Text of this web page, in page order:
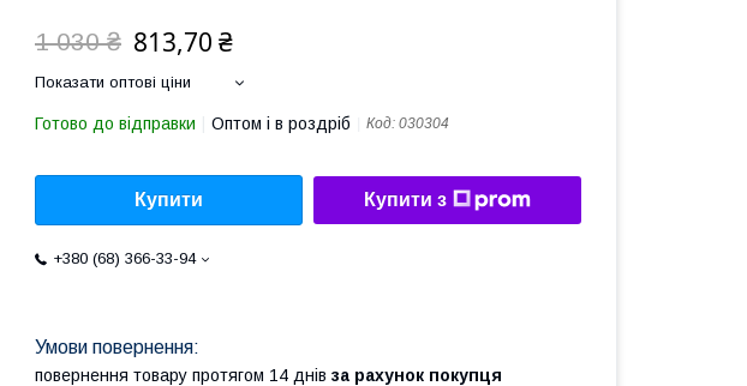
1 030 ₴ 813,70 ₴
Показати оптові ціни
Готово до відправки Оптом і в роздріб Код: 030304
Купити Купити з
+380 (68) 366-33-94
повернення товару протягом 14 днів за рахунок покупця